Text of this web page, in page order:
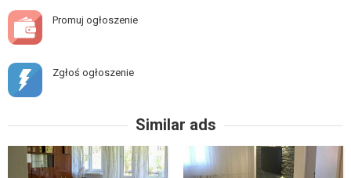
Promuj ogłoszenie
Zgłoś ogłoszenie
Similar ads